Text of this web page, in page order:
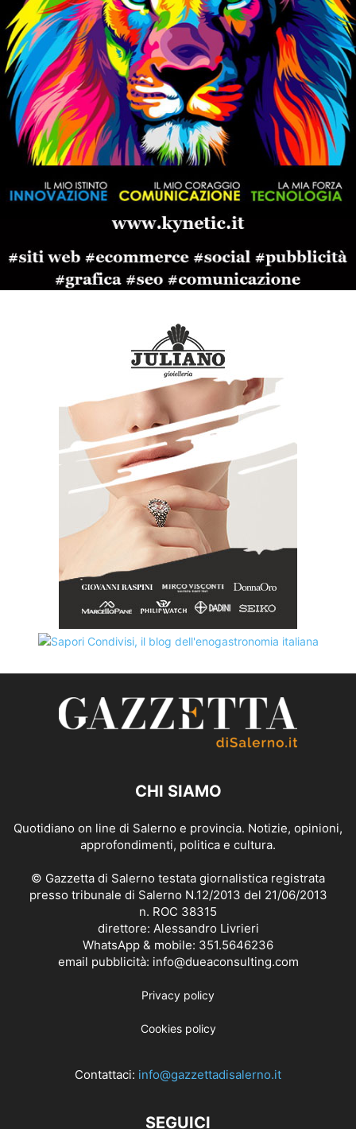
CHI SIAMO
Quotidiano on line di Salerno e provincia. Notizie, opinioni,
approfondimenti, politica e cultura.
© Gazzetta di Salerno testata giornalistica registrata
presso tribunale di Salerno N.12/2013 del 21/06/2013
n. ROC 38315
direttore: Alessandro Livrieri
WhatsApp & mobile: 351.5646236
email pubblicità: info@dueaconsulting.com
Privacy policy
Cookies policy
Contattaci: info@gazzettadisalerno.it
SEGUICI